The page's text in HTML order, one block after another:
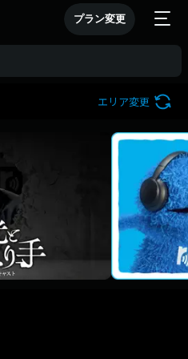
プラン変更
エリア変更